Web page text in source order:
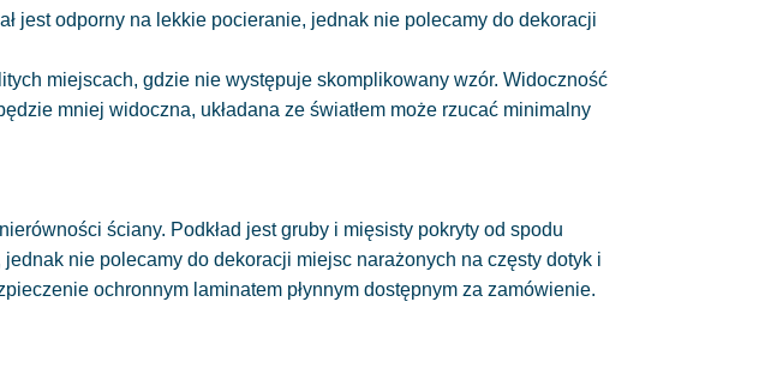
jest odporny na lekkie pocieranie, jednak nie polecamy do dekoracji
miejscach, gdzie nie występuje skomplikowany wzór. Widoczność
mniej widoczna, układana ze światłem może rzucać minimalny
ściany. Podkład jest gruby i mięsisty pokryty od spodu
nie polecamy do dekoracji miejsc narażonych na częsty dotyk i
ochronnym laminatem płynnym dostępnym za zamówienie.